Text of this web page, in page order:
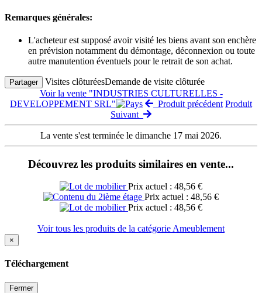
Remarques générales:
L'acheteur est supposé avoir visité les biens avant son enchère
en prévision notamment du démontage, déconnexion ou toute
autre manutention éventuels pour le retrait de son achat.
Partager Visites clôturéesDemande de visite clôturée
Voir la vente "INDUSTRIES CULTURELLES -
DEVELOPPEMENT SRL"
Produit précédent Produit
Suivant
La vente s'est terminée le dimanche 17 mai 2026.
Découvrez les produits similaires en vente...
Prix actuel : 48,56 €
Prix actuel : 48,56 €
Prix actuel : 48,56 €
Voir tous les produits de la catégorie Ameublement
×
Téléchargement
Fermer